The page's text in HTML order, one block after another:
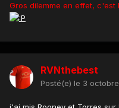
Gros dilemme en effet,
RVNthebest
Posté(e) le 3